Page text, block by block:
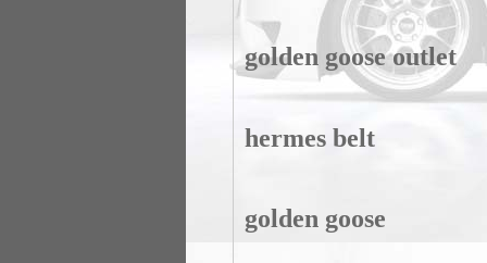
golden goose outlet
hermes belt
golden goose